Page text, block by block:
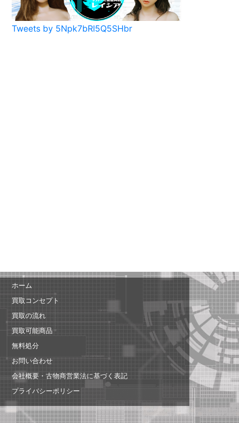
Tweets by 5Npk7bRl5Q5SHbr
ホーム
買取コンセプト
買取の流れ
買取可能商品
無料処分
お問い合わせ
会社概要・古物商営業法に基づく表記
プライバシーポリシー